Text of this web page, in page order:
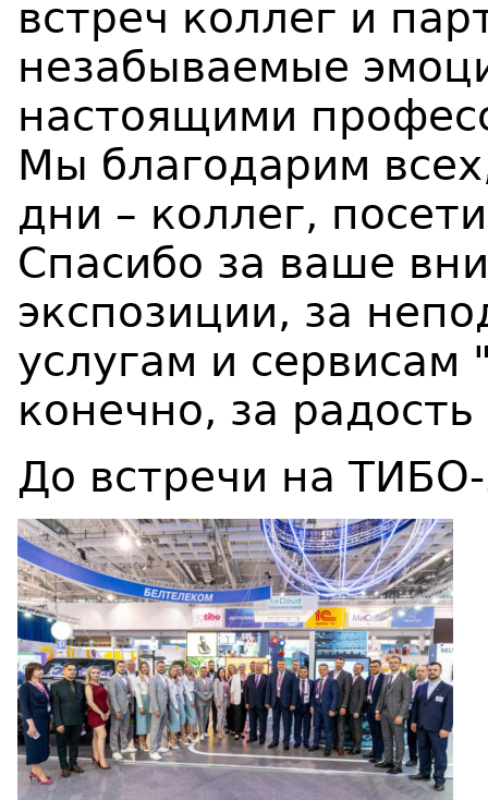
встреч коллег и
незабываемые
настоящими
Мы благодарим
дни – коллег,
Спасибо за ваше
экспозиции, за
услугам и
конечно, за
До встречи на